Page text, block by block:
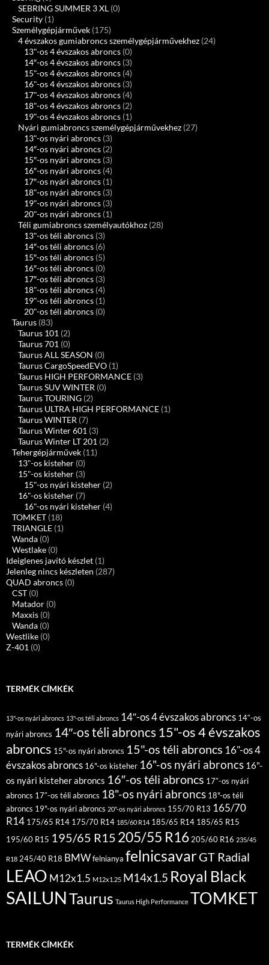
SEBRING SUMMER 3 XL (0)
Security (1)
Személygépjárművek (175)
4 évszakos gumiabroncs személygépjárművekhez (24)
13"-os 4 évszakos abroncs (0)
14″-os 4 évszakos abroncs (3)
15"-os 4 évszakos abroncs (4)
16"-os 4 évszakos abroncs (3)
17"-os 4 évszakos abroncs (4)
18"-os 4 évszakos abroncs (2)
19"-os 4 évszakos abroncs (1)
Nyári gumiabroncs személygépjárművekhez (27)
13"-os nyári abroncs (3)
14″-os nyári abroncs (2)
15″-os nyári abroncs (3)
16″-os nyári abroncs (4)
17″-os nyári abroncs (1)
18"-os nyári abroncs (3)
19"-os nyári abroncs (3)
20"-os nyári abroncs (1)
Téli gumiabroncs személyautókhoz (28)
13"-os téli abroncs (3)
14″-os téli abroncs (6)
15″-os téli abroncs (5)
16″-os téli abroncs (0)
17″-os téli abroncs (3)
18"-os téli abroncs (4)
19"-os téli abroncs (1)
20"-os téli abroncs (0)
Taurus (83)
Taurus 101 (2)
Taurus 701 (0)
Taurus ALL SEASON (0)
Taurus CargoSpeedEVO (1)
Taurus HIGH PERFORMANCE (3)
Taurus SUV WINTER (0)
Taurus TOURING (2)
Taurus ULTRA HIGH PERFORMANCE (1)
Taurus WINTER (7)
Taurus Winter 601 (3)
Taurus Winter LT 201 (2)
Tehergépjárművek (11)
13"-os kisteher (0)
15"-os kisteher (3)
15"-os nyári kisteher (2)
16"-os kisteher (7)
16"-os nyári kisteher (4)
TOMKET (18)
TRIANGLE (1)
Wanda (0)
Westlake (0)
Ideiglenes javító készlet (1)
Jelenleg nincs készleten (287)
QUAD abroncs (0)
CST (0)
Matador (0)
Maxxis (0)
Wanda (0)
Westlike (0)
Z-401 (0)
TERMÉK CÍMKÉK
13"-os nyári abroncs 13"-os téli abroncs 14″-os 4 évszakos abroncs 14″-os
nyári abroncs 14″-os téli abroncs15"-os 4 évszakos
abroncs 15"-os nyári abroncs 15"-os téli abroncs 16"-os 4
évszakos abroncs 16"-os kisteher 16"-os nyári abroncs 16"-
os nyári kisteher abroncs 16″-os téli abroncs 17″-os nyári
abroncs 17″-os téli abroncs 18"-os nyári abroncs 18"-os téli
abroncs 19"-os nyári abroncs 20"-os nyári abroncs 155/70 R13 165/70
R14 175/65 R14 175/70 R14 185/60 R14 185/65 R14 185/65 R15
195/60 R15 195/65 R15 205/55 R16 205/60 R16 235/45
R18 245/40 R18 BMWfelnianya felnicsavarGT Radial
LEAO M12x1.5 M12x1.25 M14x1.5 Royal Black
SAILUNTaurus Taurus High Performance TOMKET
TERMÉK CÍMKÉK